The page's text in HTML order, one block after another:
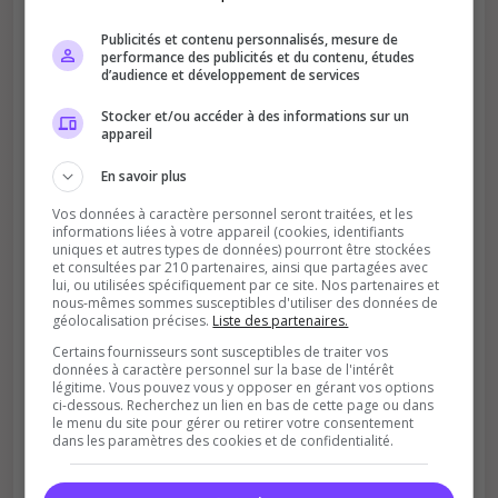
classement
Soutient la communauté
Plus de visibilité = plus de joueurs
Récompenses possibles
Certains serveurs offrent des bonus aux
Publicités et contenu personnalisés, mesure de
performance des publicités et du contenu, études
d’audience et développement de services
Stocker et/ou accéder à des informations sur un
appareil
En savoir plus
Vos données à caractère personnel seront traitées, et les
informations liées à votre appareil (cookies, identifiants
uniques et autres types de données) pourront être stockées
et consultées par 210 partenaires, ainsi que partagées avec
lui, ou utilisées spécifiquement par ce site. Nos partenaires et
nous-mêmes sommes susceptibles d'utiliser des données de
géolocalisation précises. Liste des partenaires.
Certains fournisseurs sont susceptibles de traiter vos
données à caractère personnel sur la base de l'intérêt
légitime. Vous pouvez vous y opposer en gérant vos options
ci-dessous. Recherchez un lien en bas de cette page ou dans
le menu du site pour gérer ou retirer votre consentement
dans les paramètres des cookies et de confidentialité.